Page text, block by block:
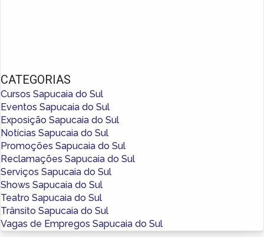
CATEGORIAS
Cursos Sapucaia do Sul
Eventos Sapucaia do Sul
Exposição Sapucaia do Sul
Notícias Sapucaia do Sul
Promoções Sapucaia do Sul
Reclamações Sapucaia do Sul
Serviços Sapucaia do Sul
Shows Sapucaia do Sul
Teatro Sapucaia do Sul
Trânsito Sapucaia do Sul
Vagas de Empregos Sapucaia do Sul